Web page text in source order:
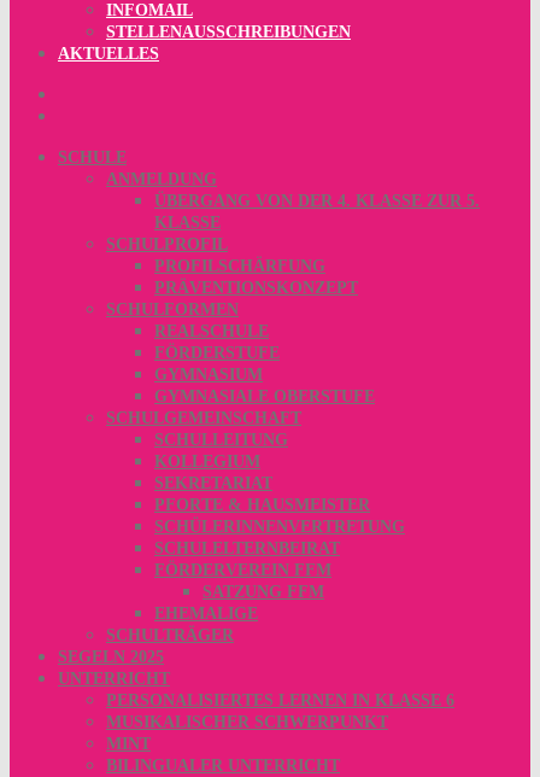
INFOMAIL
STELLENAUSSCHREIBUNGEN
AKTUELLES
SCHULE
ANMELDUNG
ÜBERGANG VON DER 4. KLASSE ZUR 5.
KLASSE
SCHULPROFIL
PROFILSCHÄRFUNG
PRÄVENTIONSKONZEPT
SCHULFORMEN
REALSCHULE
FÖRDERSTUFE
GYMNASIUM
GYMNASIALE OBERSTUFE
SCHULGEMEINSCHAFT
SCHULLEITUNG
KOLLEGIUM
SEKRETARIAT
PFORTE & HAUSMEISTER
SCHÜLERINNENVERTRETUNG
SCHULELTERNBEIRAT
FÖRDERVEREIN FFM
SATZUNG FFM
EHEMALIGE
SCHULTRÄGER
SEGELN 2025
UNTERRICHT
PERSONALISIERTES LERNEN IN KLASSE 6
MUSIKALISCHER SCHWERPUNKT
MINT
BILINGUALER UNTERRICHT